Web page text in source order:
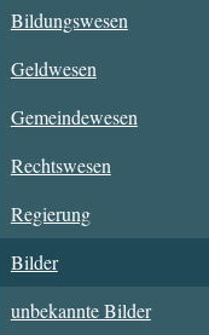
Bildungswesen
Geldwesen
Gemeindewesen
Rechtswesen
Regierung
Bilder
unbekannte Bilder